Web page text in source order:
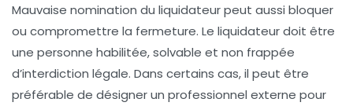
Mauvaise nomination du liquidateurpeut aussi bloquer
ou compromettre la fermeture. Le liquidateur doit être
une personne habilitée, solvable et non frappée
d’interdiction légale. Dans certains cas, il peut être
préférable de désigner un professionnel externe pour